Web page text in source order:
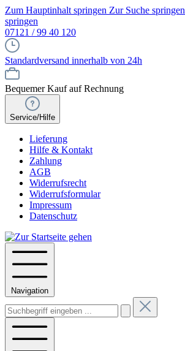
Zum Hauptinhalt springen Zur Suche springen
springen
07121 / 99 40 120
Standardversand innerhalb von 24h
Bequemer Kauf auf Rechnung
Service/Hilfe
Lieferung
Hilfe & Kontakt
Zahlung
AGB
Widerrufsrecht
Widerrufsformular
Impressum
Datenschutz
Navigation